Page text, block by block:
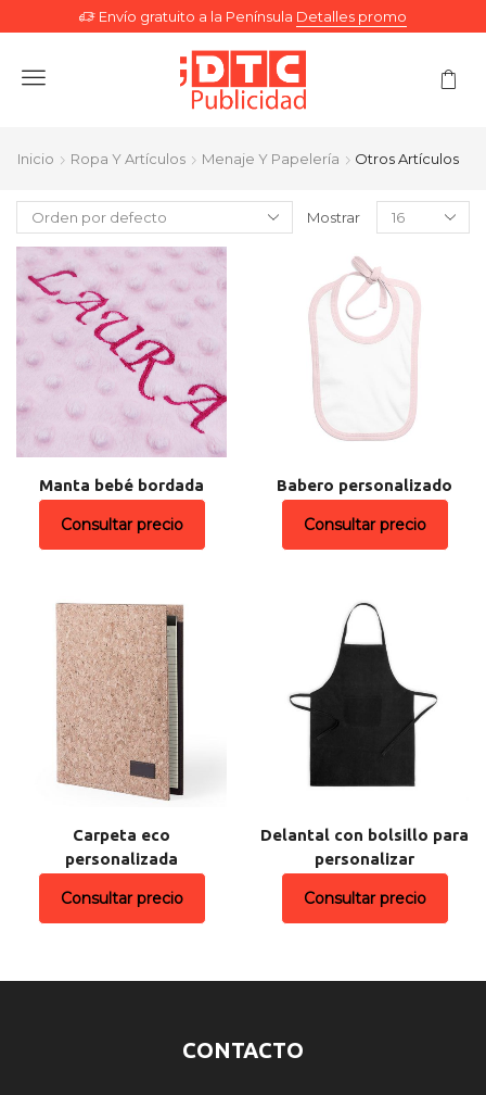
Envío gratuito a la Península Detalles promo
Menu
Inicio Ropa Y Artículos Menaje Y Papelería Otros Artículos
Mostrar
Manta bebé bordada
Consultar precio
Babero personalizado
Consultar precio
Carpeta eco
personalizada
Consultar precio
Delantal con bolsillo para
personalizar
Consultar precio
CONTACTO